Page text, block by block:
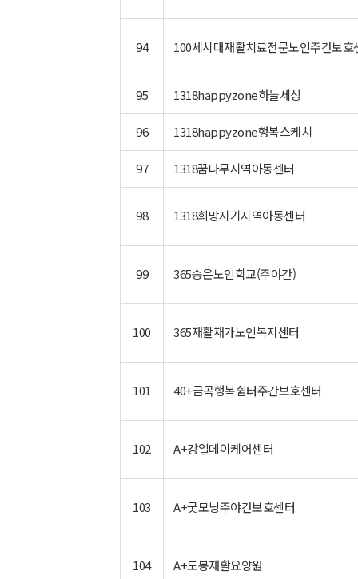
94 100세시대재활치료전문노인주간보호
새창으로 지도보기
95 1318happyzone하늘세상
새창으로 지도보기
96 1318happyzone행복스케치
새창으로 지도보기
97 1318꿈나무지역아동센터
새창으로 지도보기
98 1318희망지기지역아동센터
새창으로 지도보기
99 365송은노인학교(주야간)
새창으로 지도보기
100 365재활재가노인복지센터
새창으로 지도보기
101 40+금곡행복쉼터주간보호센터
새창으로 지도보기
102 A+강일데이케어센터
새창으로 지도보기
103 A+굿모닝주야간보호센터
새창으로 지도보기
104 A+도봉재활요양원
새창으로 지도보기